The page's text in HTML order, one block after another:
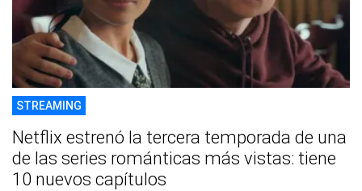
STREAMING
Netflix estrenó la tercera temporada de una
de las series románticas más vistas: tiene
10 nuevos capítulos